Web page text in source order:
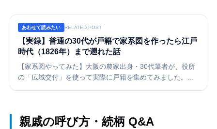
あわせて読みたい RELATED POST
【実録】普通の30代が戸籍で家系図を作ったら江戸
時代（1826年）まで遡れた話
【家系図やってみた】大阪の農家出身・30代筆者が、役所
の「広域交付」を使って実際に戸籍を集めてみました。か
親戚の呼び方・続柄 Q&A